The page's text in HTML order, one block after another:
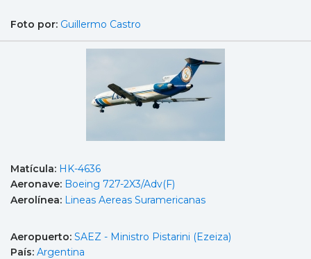
Foto por: Guillermo Castro
Matícula: HK-4636
Aeronave: Boeing 727-2X3/Adv(F)
Aerolínea: Lineas Aereas Suramericanas
Aeropuerto: SAEZ - Ministro Pistarini (Ezeiza)
País: Argentina